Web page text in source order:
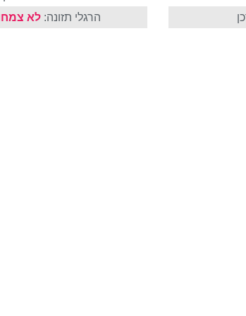
הרגלי תזונה: לא